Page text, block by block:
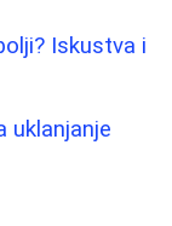
Iskustva i
uklanjanje